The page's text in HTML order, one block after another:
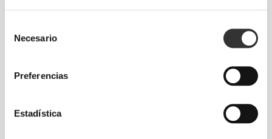
Necesario
Preferencias
Estadística